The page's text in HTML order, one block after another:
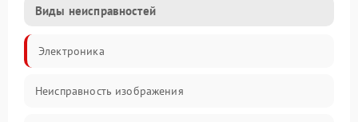
Виды неисправностей
Электроника
Неисправность изображения